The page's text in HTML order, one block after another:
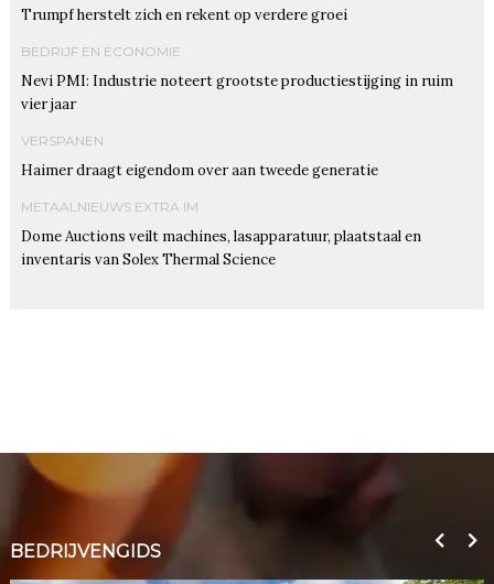
Trumpf herstelt zich en rekent op verdere groei
BEDRIJF EN ECONOMIE
Nevi PMI: Industrie noteert grootste productiestijging in ruim
vier jaar
VERSPANEN
Haimer draagt eigendom over aan tweede generatie
METAALNIEUWS EXTRA IM
Dome Auctions veilt machines, lasapparatuur, plaatstaal en
inventaris van Solex Thermal Science
BEDRIJVENGIDS